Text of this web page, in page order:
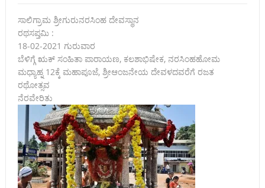
ಸಾಲಿಗ್ರಾಮ ಶ್ರೀಗುರುನರಸಿಂಹ ದೇವಸ್ಥಾನ
ರಥಸಪ್ತಮಿ :
18-02-2021 ಗುರುವಾರ
ಬೆಳಿಗ್ಗೆ ಋಕ್ ಸಂಹಿತಾ ಪಾರಾಯಣ, ಕಲಶಾಭಿಷೇಕ, ನರಸಿಂಹಹೋಮ
ಮಧ್ಯಾಹ್ನ 12ಕ್ಕೆ ಮಹಾಪೂಜೆ, ಶ್ರೀಆಂಜನೇಯ ದೇವಳದವರೆಗೆ ರಜತ
ರಥೋತ್ಸವ
ನೆರವೇರಿತು